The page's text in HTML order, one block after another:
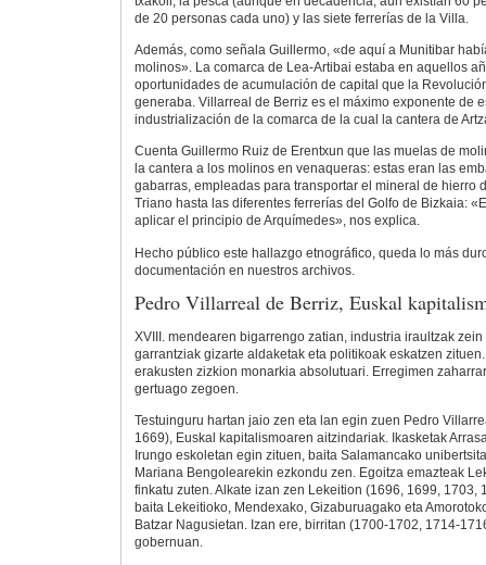
de 20 personas cada uno) y las siete ferrerías de la Villa.
Además, como señala Guillermo, «de aquí a Munitibar
molinos». La comarca de Lea-Artibai estaba en aquellos
oportunidades de acumulación de capital que la
generaba. Villarreal de Berriz es el máximo exponente de
industrialización de la comarca de la cual la cantera de
Cuenta Guillermo Ruiz de Erentxun que las muelas de
la cantera a los molinos en venaqueras: estas eran las
gabarras, empleadas para transportar el mineral de hierro
Triano hasta las diferentes ferrerías del Golfo de Bizkaia:
aplicar el principio de Arquímedes», nos explica.
Hecho público este hallazgo etnográfico, queda lo más
documentación en nuestros archivos.
Pedro Villarreal de Berriz, Euskal
XVIII. mendearen bigarrengo zatian, industria iraultzak
garrantziak gizarte aldaketak eta politikoak eskatzen
erakusten zizkion monarkia absolutuari. Erregimen
gertuago zegoen.
Testuinguru hartan jaio zen eta lan egin zuen Pedro
1669), Euskal kapitalismoaren aitzindariak. Ikasketak
Irungo eskoletan egin zituen, baita Salamancako
Mariana Bengolearekin ezkondu zen. Egoitza emazteak
finkatu zuten. Alkate izan zen Lekeition (1696, 1699, 1703,
baita Lekeitioko, Mendexako, Gizaburuagako eta
Batzar Nagusietan. Izan ere, birritan (1700-1702, 1714-
gobernuan.